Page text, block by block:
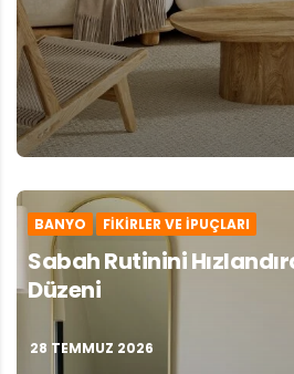
BANYO FIKIRLER VE İPUÇLARI
Sabah Rutinini
Düzeni
28 TEMMUZ 2026